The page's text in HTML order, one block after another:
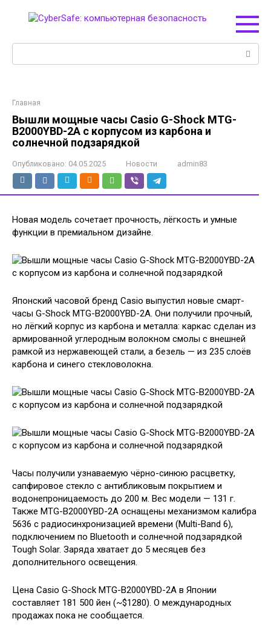
Главная
Вышли мощные часы Casio G-Shock MTG-
B2000YBD-2A с корпусом из карбона и
солнечной подзарядкой
Опубликовано: 04.05.2025 Новости admin83
Новая модель сочетает прочность, лёгкость и умные
функции в премиальном дизайне.
Японский часовой бренд Casio выпустил новые смарт-
часы G-Shock MTG-B2000YBD-2A. Они получили прочный,
но лёгкий корпус из карбона и металла: каркас сделан из
армированной углеродным волокном смолы с внешней
рамкой из нержавеющей стали, а безель — из 235 слоёв
карбона и синего стекловолокна.
Часы получили узнаваемую чёрно-синюю расцветку,
сапфировое стекло с антибликовым покрытием и
водонепроницаемость до 200 м. Вес модели — 131 г.
Также MTG-B2000YBD-2A оснащены механизмом калибра
5636 с радиосинхронизацией времени (Multi-Band 6),
подключением по Bluetooth и солнечной подзарядкой
Tough Solar. Заряда хватает до 5 месяцев без
дополнительного освещения.
Цена Casio G-Shock MTG-B2000YBD-2A в Японии
составляет 181 500 йен (~$1280). О международных
продажах пока не сообщается.